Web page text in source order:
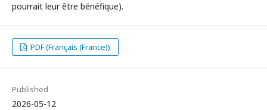
pourrait leur être bénéfique).
PDF (Français (France))
Published
2026-05-12